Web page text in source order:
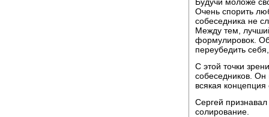
Очень спорить
собеседника не
Между тем,
формулировок.
переубедить
С этой точки
собеседников.
всякая
Сергей
солирование.